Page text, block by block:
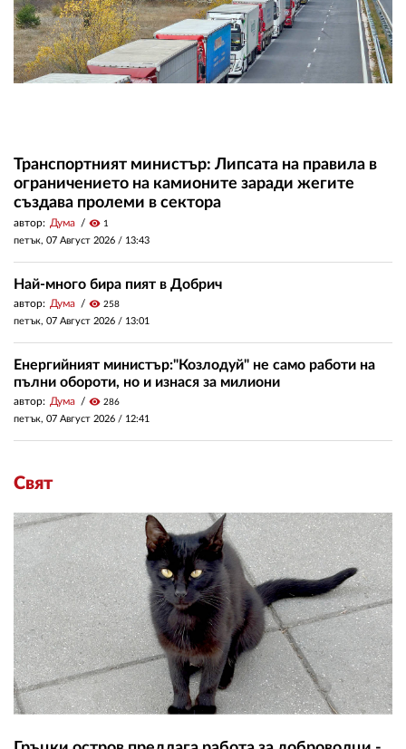
Транспортният министър: Липсата на правила в
ограничението на камионите заради жегите
създава пролеми в сектора
автор: Дума visibility 1
петък, 07 Август 2026 / 13:43
Най-много бира пият в Добрич
автор: Дума visibility 258
петък, 07 Август 2026 / 13:01
Енергийният министър:"Козлодуй" не само работи на
пълни обороти, но и изнася за милиони
автор: Дума visibility 286
петък, 07 Август 2026 / 12:41
Свят